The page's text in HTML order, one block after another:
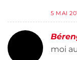
5 MAI
moi